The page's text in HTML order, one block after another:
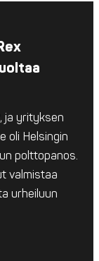
ja yrityksen
oli Helsingin
polttopanos.
valmistaa
urheiluun